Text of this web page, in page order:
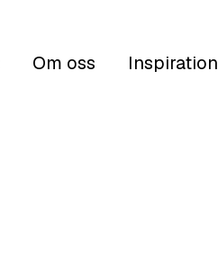
Om oss Inspiration